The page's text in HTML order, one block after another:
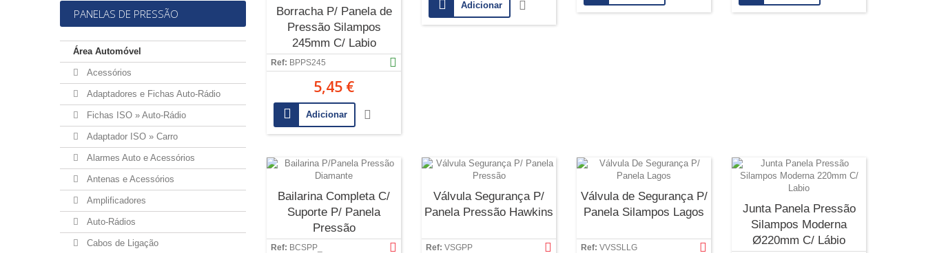
PANELAS DE PRESSÃO
Área Automóvel
Acessórios
Adaptadores e Fichas Auto-Rádio
Fichas ISO » Auto-Rádio
Adaptador ISO » Carro
Alarmes Auto e Acessórios
Antenas e Acessórios
Amplificadores
Auto-Rádios
Cabos de Ligação
Borracha P/ Panela de
Pressão Silampos
245mm C/ Labio
Ref: BPPS245
5,45 €
Adicionar
Adicionar
Bailarina Completa C/
Suporte P/ Panela
Pressão
Ref: BCSPP_
Válvula Segurança P/
Panela Pressão Hawkins
Ref: VSGPP
Válvula de Segurança P/
Panela Silampos Lagos
Ref: VVSSLLG
Junta Panela Pressão
Silampos Moderna
Ø220mm C/ Lábio